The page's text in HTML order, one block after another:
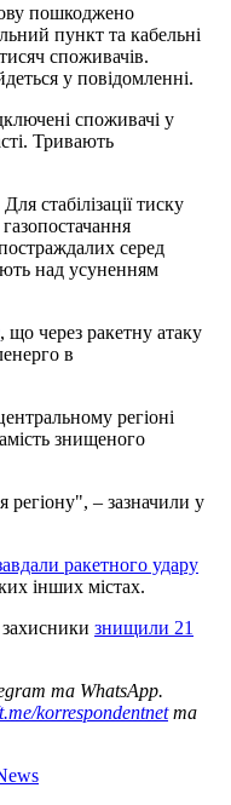
пошкоджено
пункт та кабельні
споживачів.
у повідомленні.
споживачі у
Тривають
стабілізації тиску
серед
над усуненням
, що через ракетну атаку
в
регіоні
знищеного
– зазначили у
ракетного удару
інших містах.
знищили 21
та WhatsApp.
korrespondentnetта